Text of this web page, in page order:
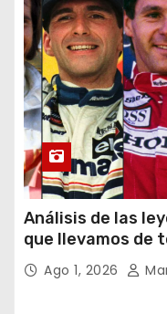
Análisis de las
que llevamos de
Ago 1, 2026